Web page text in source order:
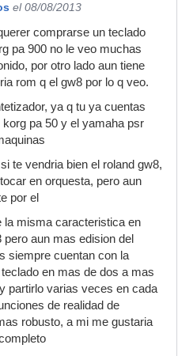
el 08/08/2013
comprarse un teclado
pa 900 no le veo muchas
por otro lado aun tiene
rom q el gw8 por lo q veo.
ya q tu ya cuentas
pa 50 y el yamaha psr
te vendria bien el roland gw8,
en orquesta, pero aun
por el
la misma caracteristica en
aun mas edision del
siempre cuentan con la
en mas de dos a mas
partirlo varias veces en cada
de realidad de
robusto, a mi me gustaria